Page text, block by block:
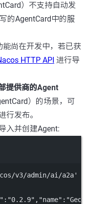
）不支持自动发
的AgentCard中的服
能尚在开发中，若已获
HTTP API 进行导
提供商的Agent
）的场景，可
行发布。
入并创建Agent:
v3/admin/ai/a2a'